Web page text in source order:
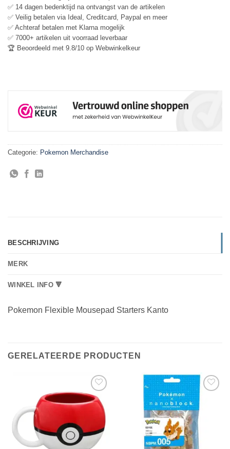
✅ 14 dagen bedenktijd na ontvangst van de artikelen
✅ Veilig betalen via Ideal, Creditcard, Paypal en meer
✅ Achteraf betalen met Klarna mogelijk
✅ 7000+ artikelen uit voorraad leverbaar
🏆 Beoordeeld met 9.8/10 op Webwinkelkeur
Categorie: Pokemon Merchandise
BESCHRIJVING
MERK
WINKEL INFO 🔻
Pokemon Flexible Mousepad Starters Kanto
GERELATEERDE PRODUCTEN